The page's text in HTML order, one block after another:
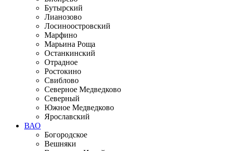
Бутырский
Лианозово
Лосиноостровский
Марфино
Марьина Роща
Останкинский
Отрадное
Ростокино
Свиблово
Северное Медведково
Северный
Южное Медведково
Ярославский
ВАО
Богородское
Вешняки